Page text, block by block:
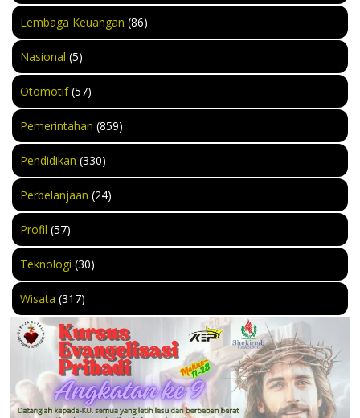
Lembaga Keuangan (86)
Nasional (5)
Otomotif(57)
Pemerintahan (859)
Pendidikan (330)
Perbelanjaan (24)
Profil (57)
Teknologi (30)
Wisata (317)